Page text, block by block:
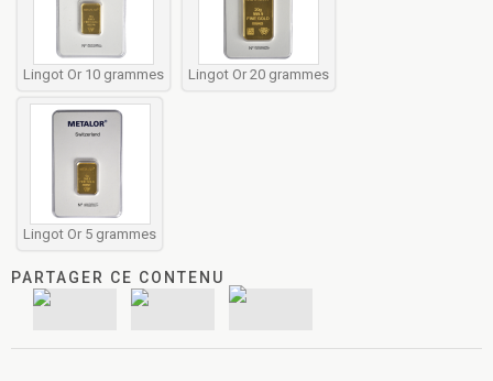
Lingot Or 10 grammes Lingot Or 20 grammes
Lingot Or 5 grammes
PARTAGER CE CONTENU